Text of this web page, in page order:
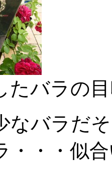
たバラの
なバラだ
・・・似